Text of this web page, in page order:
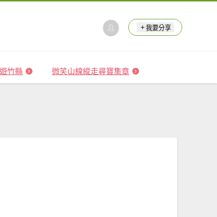
我要分享
竹縣 微笑山線縱走尋寶集章